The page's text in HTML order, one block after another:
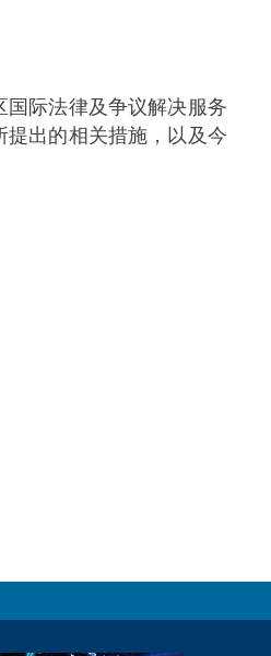
际法律及争议解决服务
出的相关措施，以及今